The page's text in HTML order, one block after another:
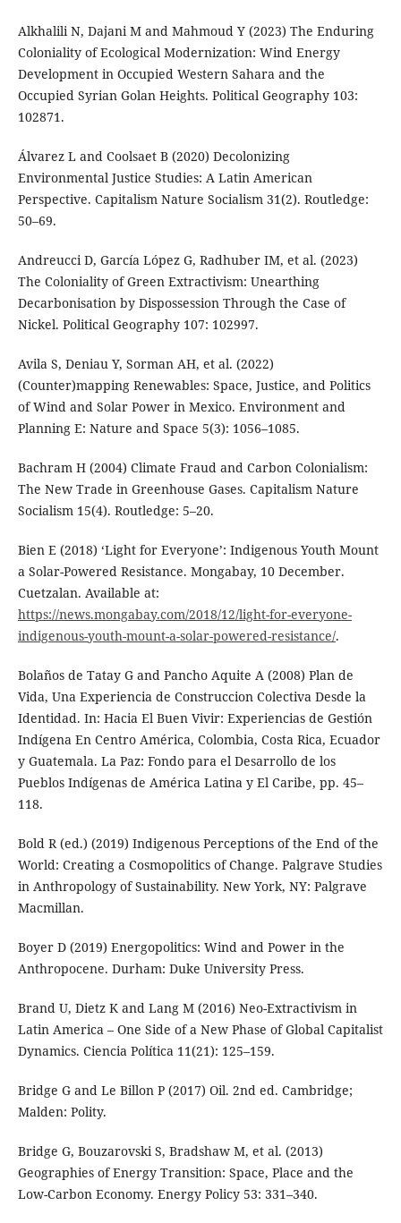
Alkhalili N, Dajani M and Mahmoud Y (2023) The Enduring
Coloniality of Ecological Modernization: Wind Energy
Development in Occupied Western Sahara and the
Occupied Syrian Golan Heights. Political Geography 103:
102871.
Álvarez L and Coolsaet B (2020) Decolonizing
Environmental Justice Studies: A Latin American
Perspective. Capitalism Nature Socialism 31(2). Routledge:
50–69.
Andreucci D, García López G, Radhuber IM, et al. (2023)
The Coloniality of Green Extractivism: Unearthing
Decarbonisation by Dispossession Through the Case of
Nickel. Political Geography 107: 102997.
Avila S, Deniau Y, Sorman AH, et al. (2022)
(Counter)mapping Renewables: Space, Justice, and Politics
of Wind and Solar Power in Mexico. Environment and
Planning E: Nature and Space 5(3): 1056–1085.
Bachram H (2004) Climate Fraud and Carbon Colonialism:
The New Trade in Greenhouse Gases. Capitalism Nature
Socialism 15(4). Routledge: 5–20.
Bien E (2018) ‘Light for Everyone’: Indigenous Youth Mount
a Solar-Powered Resistance. Mongabay, 10 December.
Cuetzalan. Available at:
https://news.mongabay.com/2018/12/light-for-everyone-
indigenous-youth-mount-a-solar-powered-resistance/.
Bolaños de Tatay G and Pancho Aquite A (2008) Plan de
Vida, Una Experiencia de Construccion Colectiva Desde la
Identidad. In: Hacia El Buen Vivir: Experiencias de Gestión
Indígena En Centro América, Colombia, Costa Rica, Ecuador
y Guatemala. La Paz: Fondo para el Desarrollo de los
Pueblos Indígenas de América Latina y El Caribe, pp. 45–
118.
Bold R (ed.) (2019) Indigenous Perceptions of the End of the
World: Creating a Cosmopolitics of Change. Palgrave Studies
in Anthropology of Sustainability. New York, NY: Palgrave
Macmillan.
Boyer D (2019) Energopolitics: Wind and Power in the
Anthropocene. Durham: Duke University Press.
Brand U, Dietz K and Lang M (2016) Neo-Extractivism in
Latin America – One Side of a New Phase of Global Capitalist
Dynamics. Ciencia Política 11(21): 125–159.
Bridge G and Le Billon P (2017) Oil. 2nd ed. Cambridge;
Malden: Polity.
Bridge G, Bouzarovski S, Bradshaw M, et al. (2013)
Geographies of Energy Transition: Space, Place and the
Low-Carbon Economy. Energy Policy 53: 331–340.